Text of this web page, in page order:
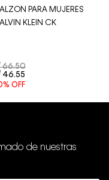
PARA MUJERES
KLEIN CK
66.50
46.55
OFF
de nuestras